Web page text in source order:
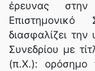
έρευνας
διασφαλίζει την
Συνεδρίου με
(π.Χ.): ορόσημο